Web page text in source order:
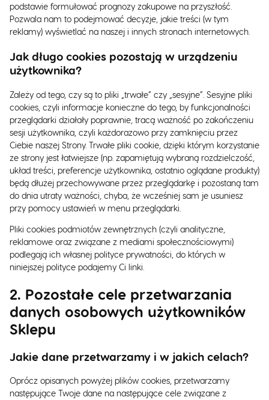
podstawie formułować prognozy zakupowe na przyszłość.
Pozwala nam to podejmować decyzje, jakie treści (w tym
reklamy) wyświetlać na naszej i innych stronach internetowych.
Jak długo cookies pozostają w urządzeniu
użytkownika?
Zależy od tego, czy są to pliki „trwałe” czy „sesyjne”. Sesyjne pliki
cookies, czyli informacje konieczne do tego, by funkcjonalności
przeglądarki działały poprawnie, tracą ważność po zakończeniu
sesji użytkownika, czyli każdorazowo przy zamknięciu przez
Ciebie naszej Strony. Trwałe pliki cookie, dzięki którym korzystanie
ze strony jest łatwiejsze (np. zapamiętują wybraną rozdzielczość,
układ treści, preferencje użytkownika, ostatnio oglądane produkty)
będą dłużej przechowywane przez przeglądarkę i pozostaną tam
do dnia utraty ważności, chyba, że wcześniej sam je usuniesz
przy pomocy ustawień w menu przeglądarki.
Pliki cookies podmiotów zewnętrznych (czyli analityczne,
reklamowe oraz związane z mediami społecznościowymi)
podlegają ich własnej polityce prywatności, do których w
niniejszej polityce podajemy Ci linki.
2. Pozostałe cele przetwarzania
danych osobowych użytkowników
Sklepu
Jakie dane przetwarzamy i w jakich celach?
Oprócz opisanych powyżej plików cookies, przetwarzamy
następujące Twoje dane na następujące cele związane z